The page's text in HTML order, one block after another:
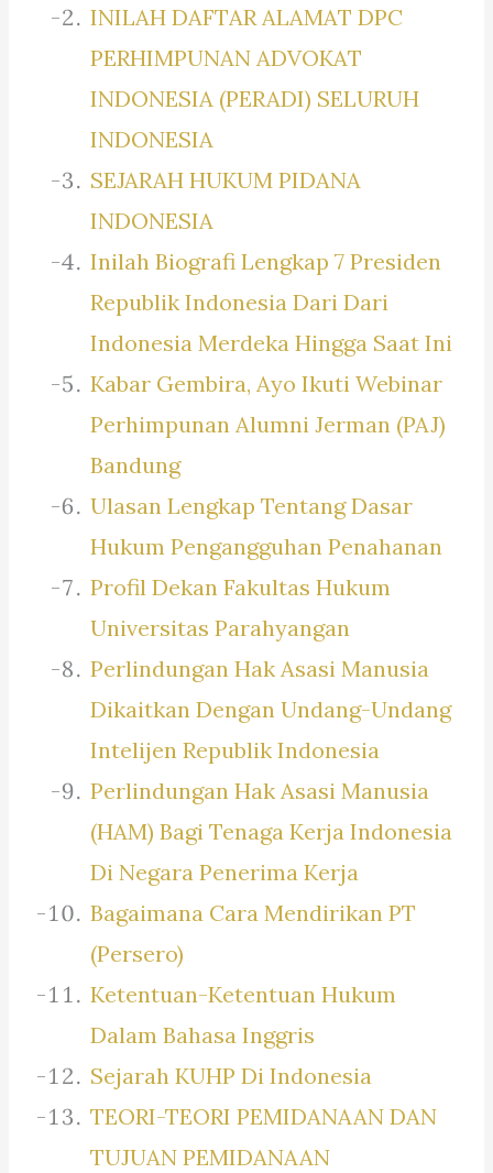
INILAH DAFTAR ALAMAT DPC
PERHIMPUNAN ADVOKAT
INDONESIA (PERADI) SELURUH
INDONESIA
SEJARAH HUKUM PIDANA
INDONESIA
Inilah Biografi Lengkap 7 Presiden
Republik Indonesia Dari Dari
Indonesia Merdeka Hingga Saat Ini
Kabar Gembira, Ayo Ikuti Webinar
Perhimpunan Alumni Jerman (PAJ)
Bandung
Ulasan Lengkap Tentang Dasar
Hukum Pengangguhan Penahanan
Profil Dekan Fakultas Hukum
Universitas Parahyangan
Perlindungan Hak Asasi Manusia
Dikaitkan Dengan Undang-Undang
Intelijen Republik Indonesia
Perlindungan Hak Asasi Manusia
(HAM) Bagi Tenaga Kerja Indonesia
Di Negara Penerima Kerja
Bagaimana Cara Mendirikan PT
(Persero)
Ketentuan-Ketentuan Hukum
Dalam Bahasa Inggris
Sejarah KUHP Di Indonesia
TEORI-TEORI PEMIDANAAN DAN
TUJUAN PEMIDANAAN